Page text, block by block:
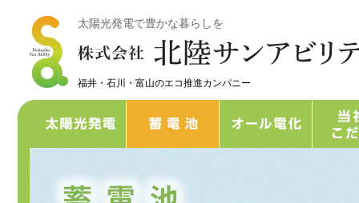
太陽光発電で豊かな暮らしを
福井・石川・富山のエコ推進カンパニー